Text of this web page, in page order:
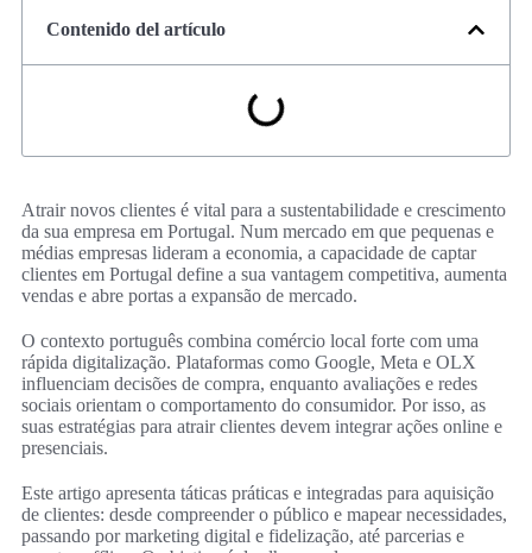
Contenido del artículo
Atrair novos clientes é vital para a sustentabilidade e crescimento
da sua empresa em Portugal. Num mercado em que pequenas e
médias empresas lideram a economia, a capacidade de captar
clientes em Portugal define a sua vantagem competitiva, aumenta
vendas e abre portas a expansão de mercado.
O contexto português combina comércio local forte com uma
rápida digitalização. Plataformas como Google, Meta e OLX
influenciam decisões de compra, enquanto avaliações e redes
sociais orientam o comportamento do consumidor. Por isso, as
suas estratégias para atrair clientes devem integrar ações online e
presenciais.
Este artigo apresenta táticas práticas e integradas para aquisição
de clientes: desde compreender o público e mapear necessidades,
passando por marketing digital e fidelização, até parcerias e